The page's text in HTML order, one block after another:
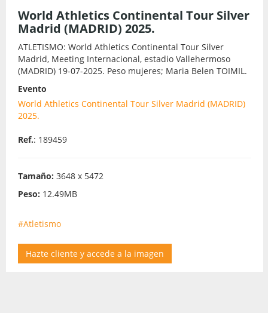
World Athletics Continental Tour Silver
Madrid (MADRID) 2025.
ATLETISMO: World Athletics Continental Tour Silver
Madrid, Meeting Internacional, estadio Vallehermoso
(MADRID) 19-07-2025. Peso mujeres; Maria Belen TOIMIL.
Evento
World Athletics Continental Tour Silver Madrid (MADRID)
2025.
Ref.: 189459
Tamaño: 3648 x 5472
Peso: 12.49MB
#Atletismo
Hazte cliente y accede a la imagen